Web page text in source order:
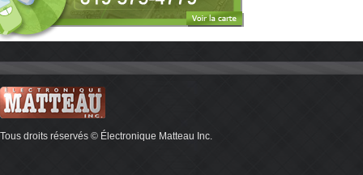
Tous droits réservés © Électronique Matteau Inc.